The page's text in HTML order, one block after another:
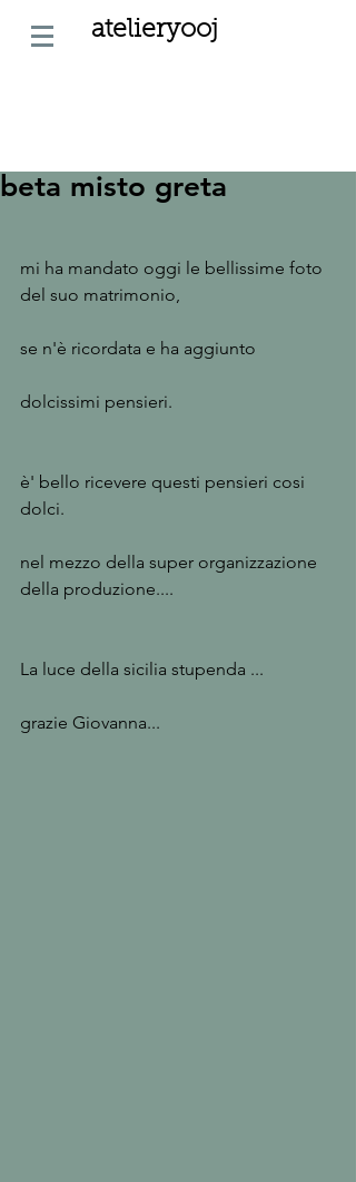
atelieryooj
beta misto greta
mi ha mandato oggi le bellissime foto
del suo matrimonio,
se n'è ricordata e ha aggiunto
dolcissimi pensieri.
è' bello ricevere questi pensieri cosi
dolci.
nel mezzo della super organizzazione
della produzione....
La luce della sicilia stupenda ...
grazie Giovanna...